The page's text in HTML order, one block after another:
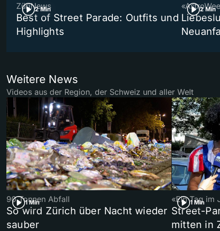
2 Min
ZüriNews
Best of Street Parade: Outfits und
Highlights
2 Min
Weitere News
Videos aus der Region, der Schweiz und aller Welt
1 Min
90 Tonnen Abfall
So wird Zürich über Nacht wieder
sauber
1 Min
«Ein Tag im
Street-
mitten in